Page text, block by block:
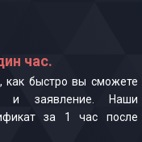
час.
как быстро вы сможете
и заявление. Наши
за 1 час после